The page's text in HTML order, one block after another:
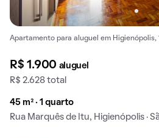
Apartamento para aluguel em Higienópolis,
R$ 1.900 aluguel
R$ 2.628 total
45 m² · 1 quarto
Rua Marquês de Itu, Higienópolis ·